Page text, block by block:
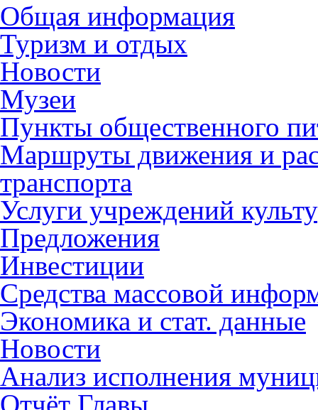
Общая информация
Туризм и отдых
Новости
Музеи
Пункты общественного
Маршруты движения и
транспорта
Услуги учреждений
Предложения
Инвестиции
Средства массовой
Экономика и стат. данные
Новости
Анализ исполнения